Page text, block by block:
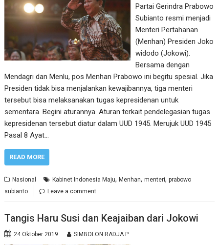
Partai Gerindra Prabowo
Subianto resmi menjadi
Menteri Pertahanan
(Menhan) Presiden Joko
widodo (Jokowi).
Bersama dengan
Mendagri dan Menlu, pos Menhan Prabowo ini begitu spesial. Jika
Presiden tidak bisa menjalankan kewajibannya, tiga menteri
tersebut bisa melaksanakan tugas kepresidenan untuk
sementara. Begini aturannya. Aturan terkait pendelegasian tugas
kepresidenan tersebut diatur dalam UUD 1945. Merujuk UUD 1945
Pasal 8 Ayat…
READ MORE
Nasional Kabinet Indonesia Maju,Menhan,menteri,prabowo
subianto
Leave a comment
Tangis Haru Susi dan Keajaiban dari Jokowi
24 Oktober 2019 SIMBOLON RADJA P